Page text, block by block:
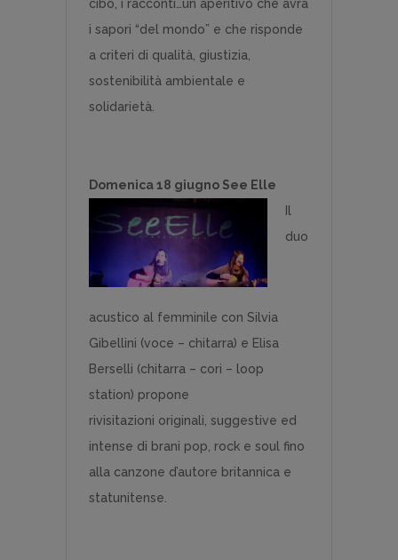
cibo, i racconti…un aperitivo che avrà
i sapori “del mondo” e che risponde
a criteri di qualità, giustizia,
sostenibilità ambientale e
solidarietà.
Domenica 18 giugno See Elle
duo
acustico al femminile con Silvia
Gibellini (voce – chitarra) e Elisa
Berselli (chitarra – cori – loop
station) propone
rivisitazioni originali, suggestive ed
intense di brani pop, rock e soul fino
alla canzone d’autore britannica e
statunitense.